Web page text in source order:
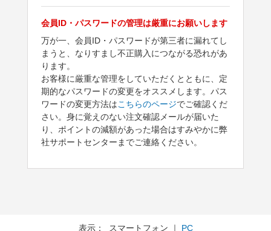
会員ID・パスワードの管理は厳重にお願いします
万が一、会員ID・パスワードが第三者に漏れてし
まうと、なりすまし不正購入につながる恐れがあ
ります。
お客様に厳重な管理をしていただくとともに、定
期的なパスワードの変更をオススメします。パス
ワードの変更方法はこちらのページでご確認くだ
さい。身に覚えのない注文確認メールが届いた
り、ポイントの減額があった場合はすみやかに弊
社サポートセンターまでご連絡ください。
表示： スマートフォン ｜ PC